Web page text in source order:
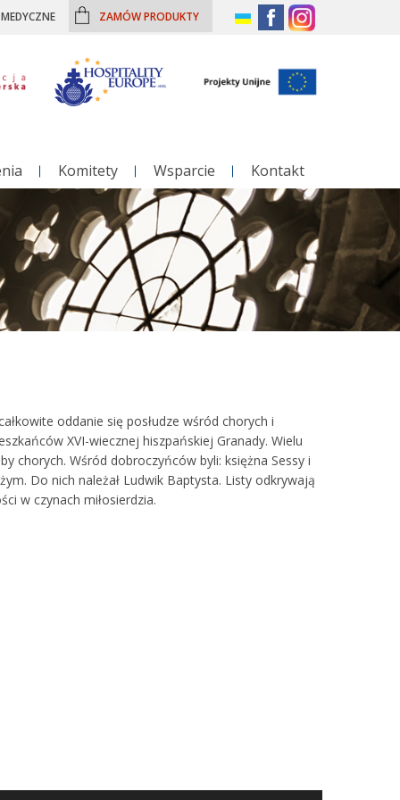
ZAMÓW PRODUKTY
Komitety Wsparcie Kontakt
oddanie się posłudze wśród chorych i
XVI-wiecznej hiszpańskiej Granady. Wielu
chorych. Wśród dobroczyńców byli: księżna Sessy i
Do nich należał Ludwik Baptysta. Listy odkrywają
w czynach miłosierdzia.